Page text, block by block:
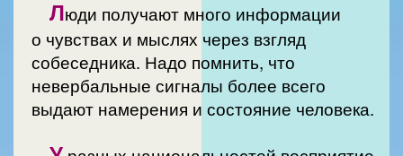
Люди получают много информации
о чувствах и мыслях через взгляд
собеседника. Надо помнить, что
невербальные сигналы более всего
выдают намерения и состояние человека.